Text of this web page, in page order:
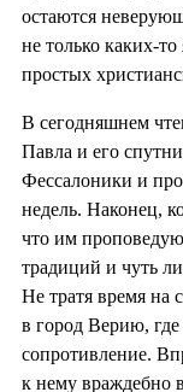
остаются
не только каких-
простых
В сегодняшнем
Павла и его
Фессалоники и
недель. Наконец,
что им
традиций и чуть
Не тратя время на
в город Верию, где
сопротивление.
к нему враждебно